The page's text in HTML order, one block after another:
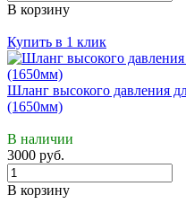
В корзину
Купить в 1 клик
Шланг высокого давления
(1650мм)
В наличии
3000 руб.
В корзину